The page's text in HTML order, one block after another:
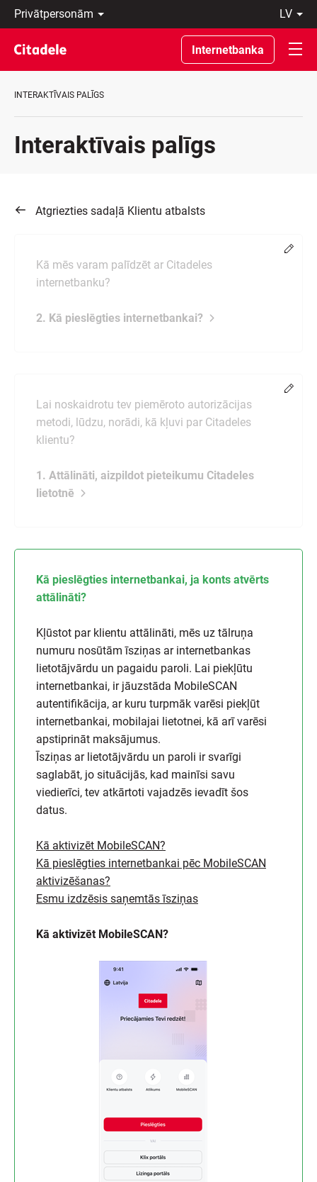
Privātpersonām
Uzņēmumiem
Private
Banking
Par
C
lv
Latviski
По-
русски
In
Internetbanka
INTERAKTĪVAIS PALĪGS
Interaktīvais palīgs
Atgriezties sadaļā Klientu atbalsts
Kā mēs varam palīdzēt ar Citadeles
internetbanku?
2. Kā pieslēgties internetbankai?
Lai noskaidrotu tev piemēroto autorizācijas
metodi, lūdzu, norādi, kā kļuvi par Citadeles
klientu?
1. Attālināti, aizpildot pieteikumu Citadeles
lietotnē
Kā pieslēgties internetbankai, ja konts atvērts
attālināti?
Kļūstot par klientu attālināti, mēs uz tālruņa
numuru nosūtām īsziņas ar internetbankas
lietotājvārdu un pagaidu paroli. Lai piekļūtu
internetbankai, ir jāuzstāda MobileSCAN
autentifikācija, ar kuru turpmāk varēsi piekļūt
internetbankai, mobilajai lietotnei, kā arī varēsi
apstiprināt maksājumus.
Īsziņas ar lietotājvārdu un paroli ir svarīgi
saglabāt, jo situācijās, kad mainīsi savu
viedierīci, tev atkārtoti vajadzēs ievadīt šos
datus.
Kā aktivizēt MobileSCAN?
Kā pieslēgties internetbankai pēc MobileSCAN
aktivizēšanas?
Esmu izdzēsis saņemtās īsziņas
Kā aktivizēt MobileSCAN?